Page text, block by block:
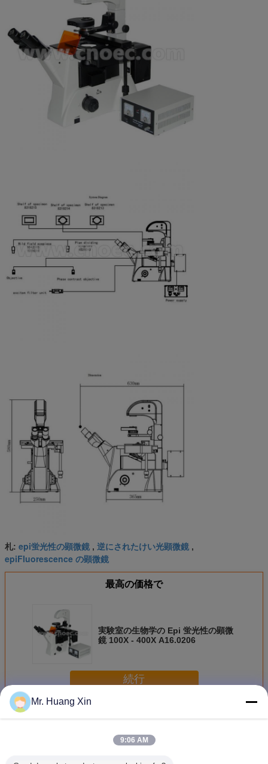
札: epi蛍光性の顕微鏡 , 逆にされたけい光顕微鏡 ,
epiFluorescence の顕微鏡
最高の価格で
実験室の生物学の Epi 蛍光性の顕微
鏡 100X - 400X A16.0206
続行
多く蛍光顕微鏡
Mr. Huang Xin
9:06 AM